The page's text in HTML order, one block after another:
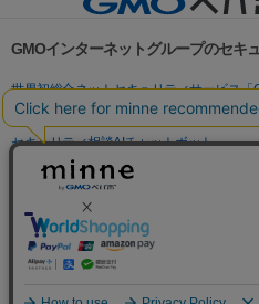
GMOインターネットグループのセキ
世界初総合ネットセキュリティサービス「
パスワード漏洩診断
Webサイトリスク
セキュリティ相談AIチャットボット
実在証明・盗聴対策
サイバー攻撃対策（GMO Flatt Security）
セキュリティ事業の軌跡